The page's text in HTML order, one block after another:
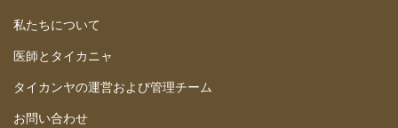
私たちについて
医師とタイカニャ
タイカンヤの運営および管理チーム
お問い合わせ